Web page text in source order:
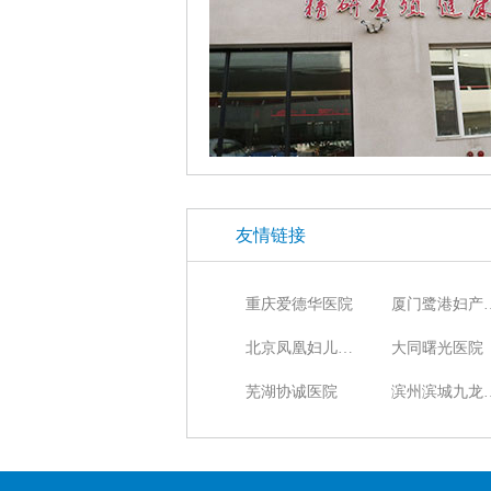
友情链接
重庆爱德华医院 厦门
北京凤凰妇儿医院 大同曙光医院
芜湖协诚医院 滨州